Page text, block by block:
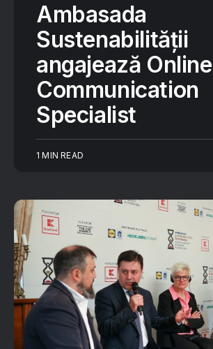
Ambasada
Sustenabilității
angajează Online
Communication
Specialist
1 MIN READ